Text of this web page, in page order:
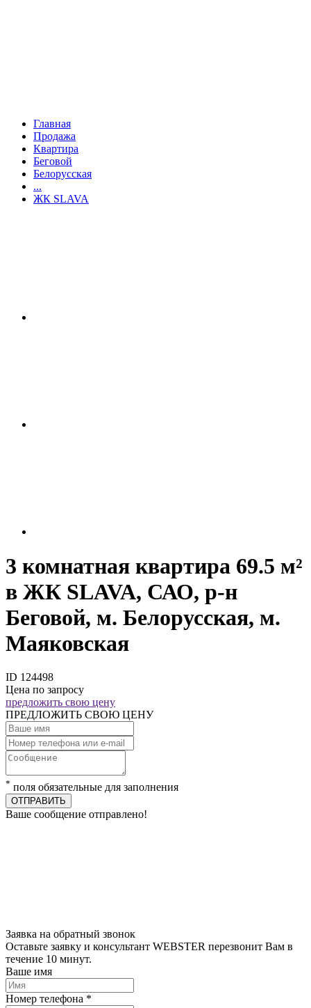
Главная
Продажа
Квартира
Беговой
Белорусская
...
ЖК SLAVA
3 комнатная квартира 69.5 м²
в ЖК SLAVA, САО, р-н
Беговой, м. Белорусская, м.
Маяковская
ID 124498
Цена по запросу
предложить свою цену
ПРЕДЛОЖИТЬ СВОЮ ЦЕНУ
* поля обязательные для заполнения
ОТПРАВИТЬ
Ваше сообщение отправлено!
Заявка на обратный звонок
Оставьте заявку и консультант WEBSTER перезвонит Вам в
течение 10 минут.
Ваше имя
Номер телефона *